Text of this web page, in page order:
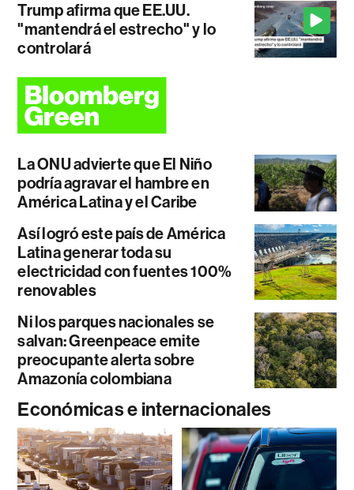
Trump afirma que EE.UU.
"mantendrá el estrecho" y lo
controlará
La ONU advierte que El Niño
podría agravar el hambre en
América Latina y el Caribe
Así logró este país de América
Latina generar toda su
electricidad con fuentes 100%
renovables
Ni los parques nacionales se
salvan: Greenpeace emite
preocupante alerta sobre
Amazonía colombiana
Económicas e internacionales